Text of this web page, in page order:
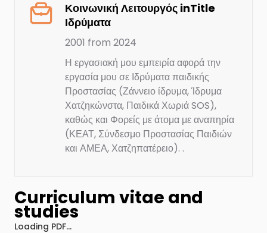
Κοινωνική Λειτουργός inTitle
Ιδρύματα
2001 from 2024
Η εργασιακή μου εμπειρία αφορά την
εργασία μου σε Ιδρύματα παιδικής
Προστασίας (Ζάννειο ίδρυμα, Ίδρυμα
Χατζηκώνστα, Παιδικά Χωριά SOS),
καθώς και Φορείς με άτομα με αναπηρία
(ΚΕΑΤ, Σύνδεσμο Προστασίας Παιδιών
και ΑΜΕΑ, Χατζηπατέρειο). .
Curriculum vitae and
studies
Loading PDF…